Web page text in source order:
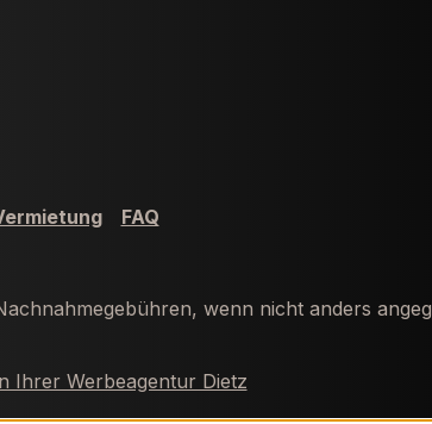
FAQ
wenn nicht anders
Ihrer Werbeagentur Dietz